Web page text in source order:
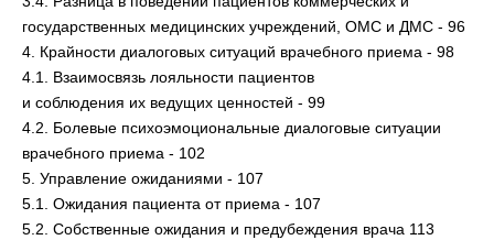
государственных медицинских учреждений, ОМС и ДМС - 96
4. Крайности диалоговых ситуаций врачебного приема - 98
4.1. Взаимосвязь лояльности пациентов
и соблюдения их ведущих ценностей - 99
4.2. Болевые психоэмоциональные диалоговые ситуации
врачебного приема - 102
5. Управление ожиданиями - 107
5.1. Ожидания пациента от приема - 107
5.2. Собственные ожидания и предубеждения врача 113